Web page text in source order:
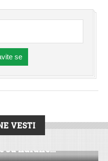
se
VESTI
su kafane…